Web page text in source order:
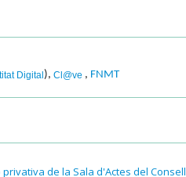
Digital ), Cl@ve , FNMT
de la Sala d'Actes del Consell